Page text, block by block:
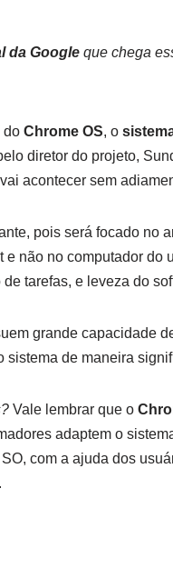
da Googleque chega
do Chrome OS, o
diretor do projeto,
acontecer sem
pois será focado no
não no computador do
tarefas, e leveza do
grande capacidade
sistema de maneira
Vale lembrar que o
adaptem o
com a ajuda dos